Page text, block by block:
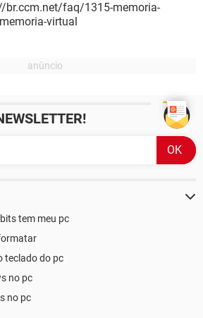
br.ccm.net/faq/1315-memoria-
virtual
tem meu pc
teclado do pc
no pc
no pc